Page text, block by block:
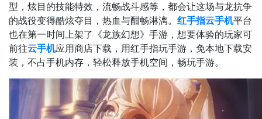
型，炫目的技能特效，流畅战斗感等，都会让这场与龙抗争
的战役变得酷炫夺目，热血与酣畅淋漓。 红手指云手机平台
也在第一时间上架了《龙族幻想》手游，想要体验的玩家可
前往云手机应用商店下载，用红手指玩手游，免本地下载安
装，不占手机内存，轻松释放手机空间，畅玩手游。